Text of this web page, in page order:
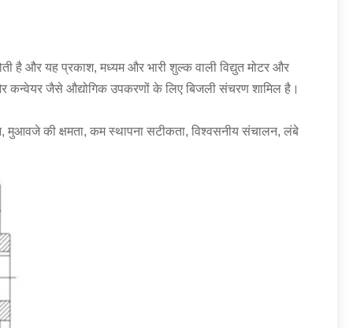
है और यह प्रकाश, मध्यम और भारी शुल्क वाली विद्युत मोटर और
कन्वेयर जैसे औद्योगिक उपकरणों के लिए बिजली संचरण शामिल है।
की क्षमता, कम स्थापना सटीकता, विश्वसनीय संचालन, लंबे